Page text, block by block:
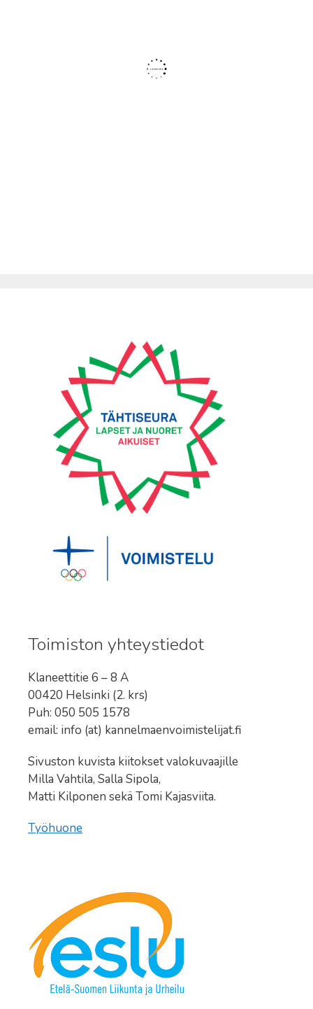
Toimiston yhteystiedot
Klaneettitie 6 – 8 A
00420 Helsinki (2. krs)
Puh: 050 505 1578
email: info (at) kannelmaenvoimistelijat.fi
Sivuston kuvista kiitokset valokuvaajille
Milla Vahtila, Salla Sipola,
Matti Kilponen sekä Tomi Kajasviita.
Työhuone